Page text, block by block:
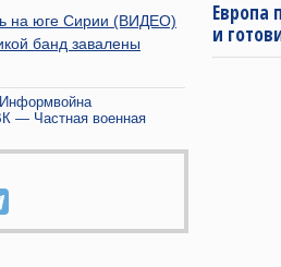
на юге Сирии (ВИДЕО)
банд завалены
Информвойна
— Частная военная
Европа
и